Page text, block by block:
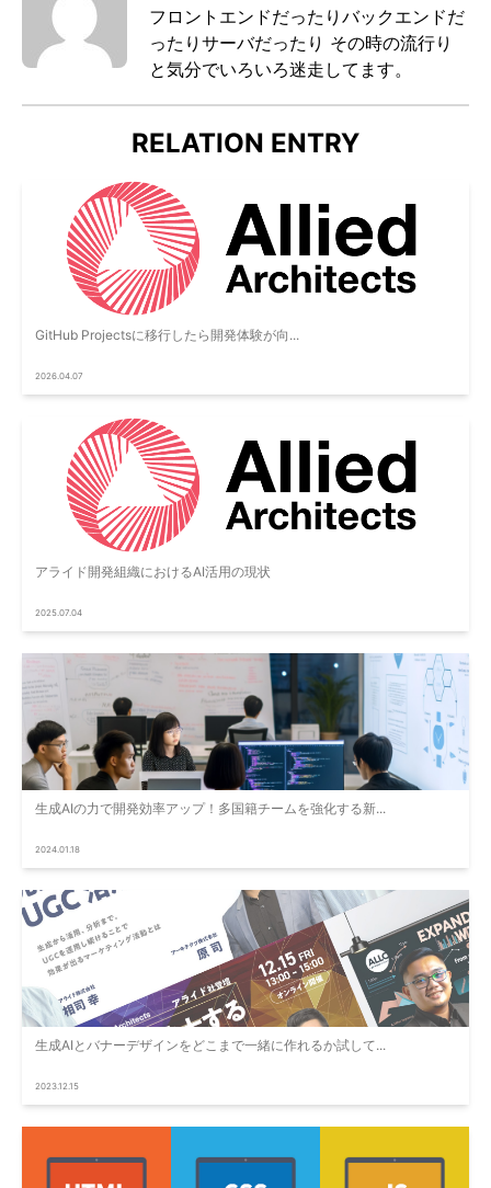
フロントエンドだったりバックエンドだ
ったりサーバだったり その時の流行り
と気分でいろいろ迷走してます。
RELATION ENTRY
GitHub Projectsに移行したら開発体験が向...
2026.04.07
アライド開発組織におけるAI活用の現状
2025.07.04
生成AIの力で開発効率アップ！多国籍チームを強化する新...
2024.01.18
生成AIとバナーデザインをどこまで一緒に作れるか試して...
2023.12.15